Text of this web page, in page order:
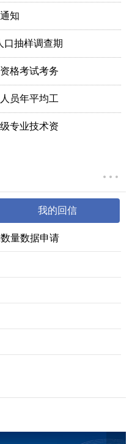
知
口抽样调查期
格考试考务
员年平均工
专业技术资
我的回信
量数据申请